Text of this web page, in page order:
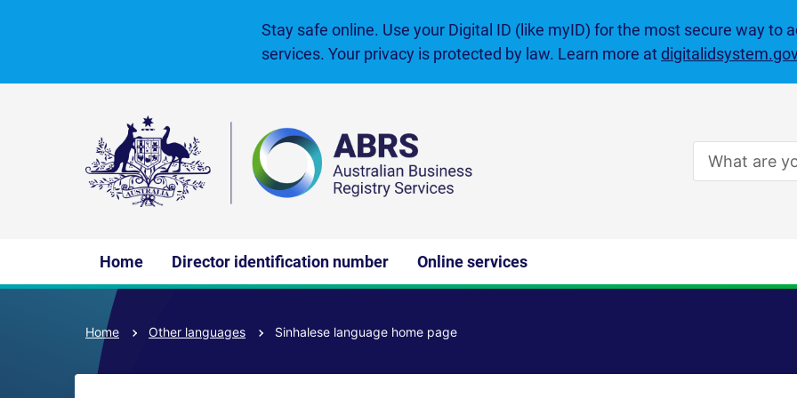
Stay safe online. Use your Digital ID (like myID) for the most secure way to
services. Your privacy is protected by law. Learn more at
Enter
search
navigation
Home Director identification number Online services
Home Other languages Sinhalese language home page